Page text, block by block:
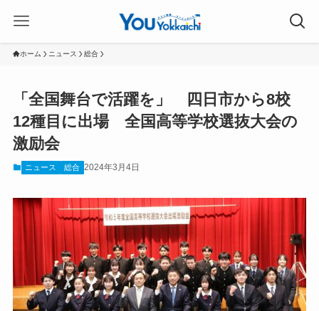
ホーム ニュース 総合
「全国舞台で活躍を」 四日市から8校
12種目に出場 全国高等学校選抜大会の
激励会
ニュース 総合 2024年3月4日